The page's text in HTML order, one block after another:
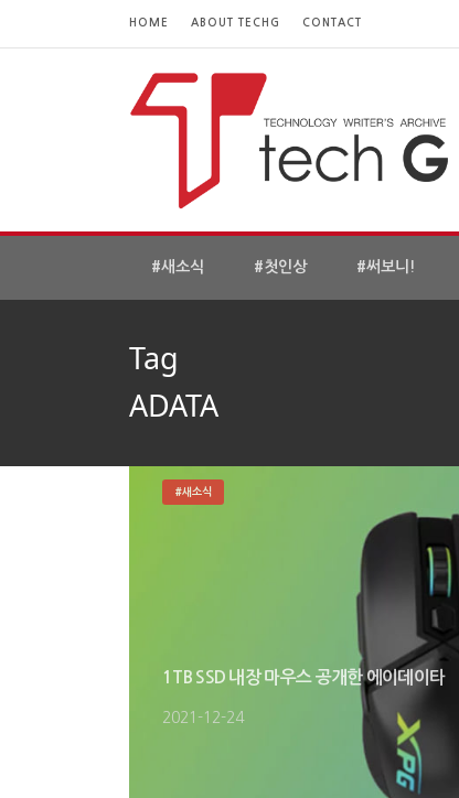
HOME ABOUT TECHG CONTACT
#새소식 #첫인상 #써보니!
Tag
ADATA
1TB SSD 내장 마우스 공개한 에이데이타
2021-12-24
#새소식